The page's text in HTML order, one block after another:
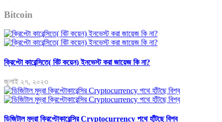
Bitcoin
ক্রিপ্টো কারেন্সিতে( বিট কয়েন) ইনভেস্ট করা জায়েজ কি না?
জুলাই ২৭, ২০২৩
ডিজিটাল মুদ্রা ক্রিপ্টোকারেন্সির Cryptocurrency পথে হাঁটছে বিশ্ব